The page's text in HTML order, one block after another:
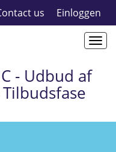
us Einloggen
- Udbud af